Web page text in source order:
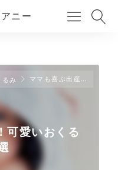
ニー
るみ ママも喜ぶ出産祝い！可愛いおくるみの人気ブランド10選
可愛いおくる